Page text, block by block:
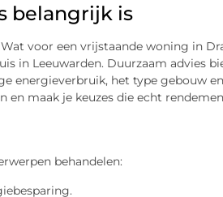
belangrijk is
voor een vrijstaande woning in
in Leeuwarden. Duurzaam advies
energieverbruik, het type gebouw
maak je keuzes die echt
behandelen: